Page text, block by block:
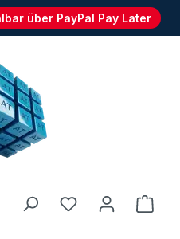
über PayPal Pay Later
Du hast 0